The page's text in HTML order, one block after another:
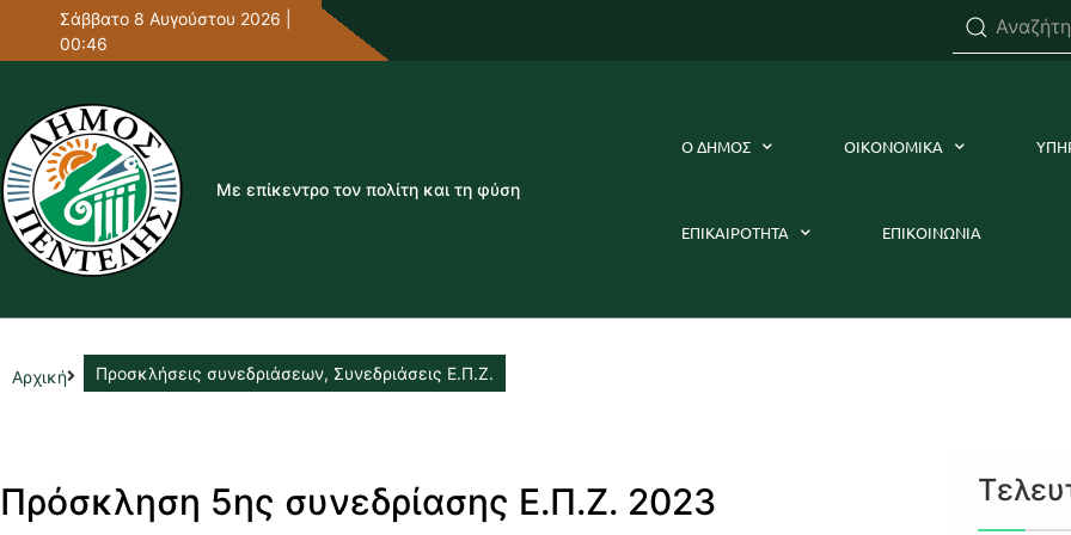
Σάββατο 8 Αυγούστου 2026 |
00:46
Με επίκεντρο τον πολίτη και τη φύση
Ο ΔΗΜΟΣ ΟΙΚΟΝΟΜΙΚΑ
ΕΠΙΚΑΙΡΟΤΗΤΑ ΕΠΙΚΟΙΝΩΝΙΑ
Αρχική Προσκλήσεις συνεδριάσεων, Συνεδριάσεις Ε.Π.Ζ.
Πρόσκληση 5ης συνεδρίασης Ε.Π.Ζ. 2023